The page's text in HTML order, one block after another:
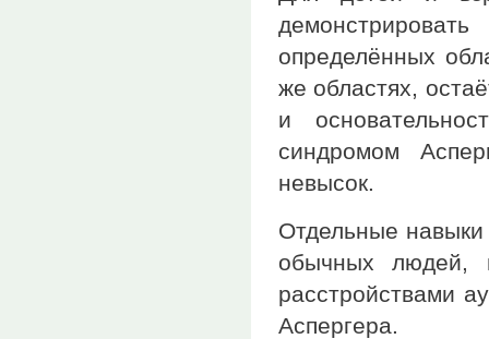
определённых
же областях,
и
синдромом
невысок.
Отдельные
обычных людей,
расстройствами
Аспергера.